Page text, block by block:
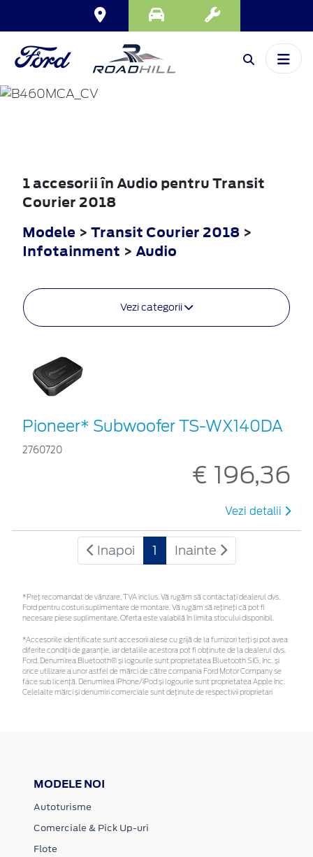
TRANSIT
COURIER
1 accesorii în Audio pentru Transit
Courier 2018
Modele > Transit Courier 2018 >
Infotainment > Audio
Vezi categorii
Pioneer* Subwoofer TS-WX140DA
2760720
€ 196,36
Vezi detalii
Inapoi 1 Inainte
*Preţ recomandat de vânzare, TVA inclus. Vă rugăm să contactaţi dealerul dvs.
Ford pentru costuri suplimentare de montare. Vă rugăm să rețineți că pot fi
necesare piese suplimentare. Oferta este valabilă în limita stocului disponibil.
*Accesoriile identificate sunt accesorii alese cu grijă de la furnizori terți și pot avea
diferite condiții de garanție, iar detaliile acestora pot fi obținute de la dealerul dvs.
Ford. Denumirea Bluetooth® și logourile sunt proprietatea Bluetooth SIG, Inc. și
orice utilizare a unor astfel de mărci de către compania Ford Motor Company se
face sub licență. Denumirea iPhone/iPod și logourile sunt proprietatea Apple Inc.
Celelalte mărci și denumiri comerciale sunt deținute de respectivii proprietari
MODELE NOI
Autoturisme
Comerciale & Pick Up-uri
Flote